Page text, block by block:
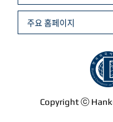
Copyright ⓒ
주요 홈페이지